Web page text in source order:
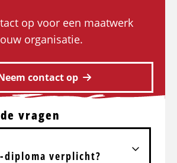
op voor een maatwerk
organisatie.
contact op
vragen
diploma verplicht?